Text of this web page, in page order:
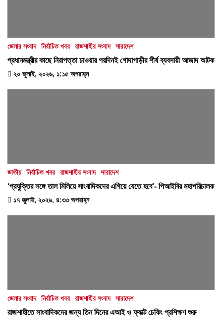
জেলার সংবাদ নির্বাচিত খবর রাজশাহীর সংবাদ সারাদেশ
প্রধানমন্ত্রীর কাছে নিরাপত্তা চাওয়ার পরদিনই গোদাগাড়ীর শীর্ষ ব্যবসায়ী আজাদ আটক
২০ জুলাই, ২০২৬, ১:১৫ অপরাহ্ন
জাতীয় নির্বাচিত খবর রাজশাহীর সংবাদ সারাদেশ
‘প্রযুক্তির সঙ্গে তাল মিলিয়ে সাংবাদিকদের এগিয়ে যেতে হবে’- পিআইবির মহাপরিচালক
১৭ জুলাই, ২০২৬, ৪:৩৩ অপরাহ্ন
জেলার সংবাদ নির্বাচিত খবর রাজশাহীর সংবাদ সারাদেশ
রাজশাহীতে সাংবাদিকদের জন্য তিন দিনের এআই ও ফ্যাক্ট চেকিং প্রশিক্ষণ শুরু